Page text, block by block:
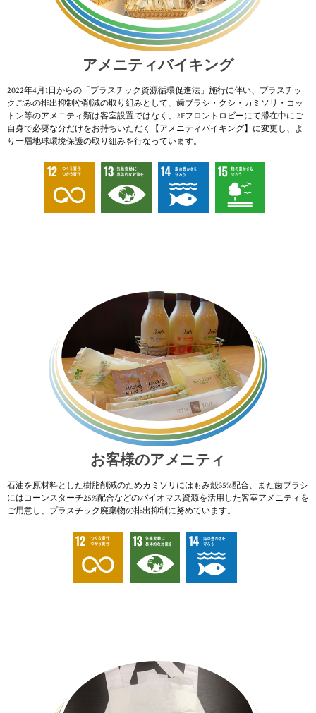
アメニティバイキング
2022年4月1日からの「プラスチック資源循環促進法」施行に伴い、プラスチッ
クごみの排出抑制や削減の取り組みとして、歯ブラシ・クシ・カミソリ・コッ
トン等のアメニティ類は客室設置ではなく、2Fフロントロビーにて滞在中にご
自身で必要な分だけをお持ちいただく【アメニティバイキング】に変更し、よ
り一層地球環境保護の取り組みを行なっています。
お客様のアメニティ
石油を原材料とした樹脂削減のためカミソリにはもみ殻35%配合、また歯ブラシ
にはコーンスターチ25%配合などのバイオマス資源を活用した客室アメニティを
ご用意し、プラスチック廃棄物の排出抑制に努めています。